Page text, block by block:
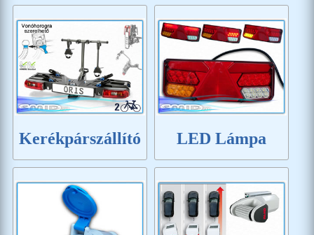
Kerékpárszállító LED Lámpa